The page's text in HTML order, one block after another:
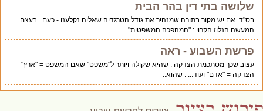
שלושה בתי דין בהר הבית
בס"ד. אם יש מקור בתורה שמנהיר את גודל הטרגדיה שאליה נקלענו - כעם . בעצם
המעשה הנלוז הקרוי : "המהפכה המשפטית" . ..
פרשת השבוע - ראה
עצוב שכך מסתכמת הצדקה : שהיא שקולה ויותר ל"משפט" שאם המשפט = "ארץ"
הצדקה = "אדם" ועוד... . שהוא..